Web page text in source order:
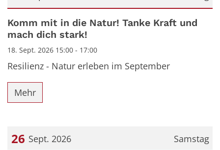
Datum: 18. September 2026
Komm mit in die Natur! Tanke Kraft und
mach dich stark!
18. Sept. 2026 15:00 - 17:00
Resilienz - Natur erleben im September
Mehr
Samstag
26 Sept. 2026